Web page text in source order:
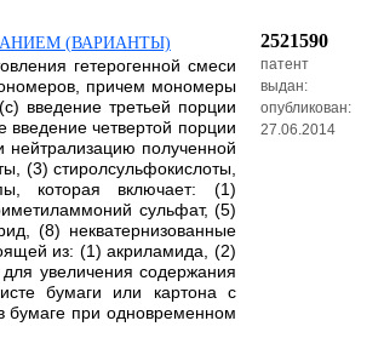
(ВАРИАНТЫ)
гетерогенной смеси
причем мономеры
введение третьей порции
четвертой порции
нейтрализацию полученной
(3) стиролсульфокислоты,
которая включает: (1)
сульфат, (5)
(8) некватернизованные
из: (1) акриламида, (2)
увеличения содержания
бумаги или картона с
бумаге при одновременном
2521590
патент
выдан:
опубликован:
27.06.2014